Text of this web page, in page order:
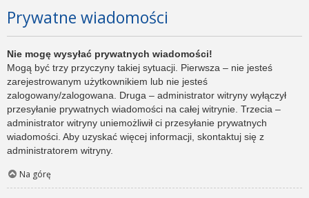
Prywatne wiadomości
Nie mogę wysyłać prywatnych wiadomości!
Mogą być trzy przyczyny takiej sytuacji. Pierwsza – nie jesteś
zarejestrowanym użytkownikiem lub nie jesteś
zalogowany/zalogowana. Druga – administrator witryny wyłączył
przesyłanie prywatnych wiadomości na całej witrynie. Trzecia –
administrator witryny uniemożliwił ci przesyłanie prywatnych
wiadomości. Aby uzyskać więcej informacji, skontaktuj się z
administratorem witryny.
Na górę